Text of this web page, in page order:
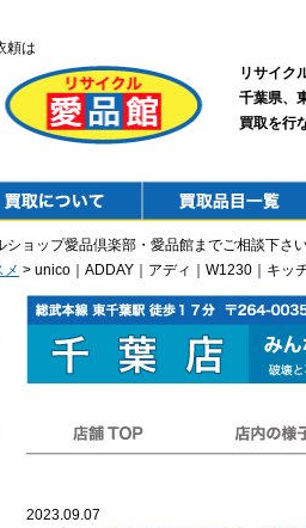
頼は
リサイク
千葉県、
買取を行
ョップ愛品倶楽部・愛品館までご相談下さい
メ > unico｜ADDAY｜アディ｜W1230｜キッ
2023.09.07